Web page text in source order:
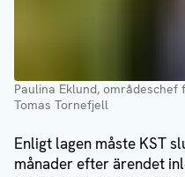
Paulina Eklund, områdeschef
Tomas Tornefjell
Enligt lagen måste KST
månader efter ärendet